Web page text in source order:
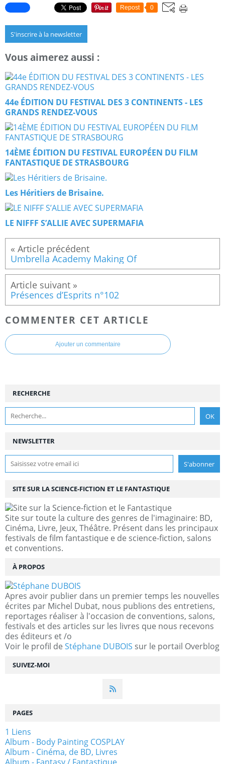
Repost 0
S'inscrire à la newsletter
Vous aimerez aussi :
44e ÉDITION DU FESTIVAL DES 3 CONTINENTS - LES
GRANDS RENDEZ-VOUS
14ÈME ÉDITION DU FESTIVAL EUROPÉEN DU FILM
FANTASTIQUE DE STRASBOURG
Les Héritiers de Brisaine.
LE NIFFF S’ALLIE AVEC SUPERMAFIA
Umbrella Academy Making Of
Présences d’Esprits n°102
COMMENTER CET ARTICLE
Ajouter un commentaire
NEWSLETTER
SUIVEZ-MOI
RECHERCHE
SITE SUR LA SCIENCE-FICTION ET LE FANTASTIQUE
Site sur toute la culture des genres de l'imaginaire: BD,
Cinéma, Livre, Jeux, Théâtre. Présent dans les principaux
festivals de film fantastique e de science-fiction, salons
et conventions.
À PROPOS
Apres avoir publier dans un premier temps les nouvelles
écrites par Michel Dubat, nous publions des entretiens,
reportages réaliser à l'occasion de conventions, salons,
festivals et des articles sur les livres que nous recevons
des éditeurs et /o
Voir le profil de Stéphane DUBOIS sur le portail Overblog
PAGES
1 Liens
Album - Body Painting COSPLAY
Album - Cinéma, de BD, Livres